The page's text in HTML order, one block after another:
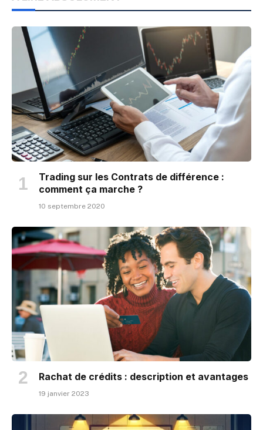
Trading sur les Contrats de différence :
comment ça marche ?
10 septembre 2020
Rachat de crédits : description et avantages
19 janvier 2023